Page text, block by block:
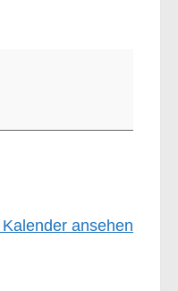
ansehen